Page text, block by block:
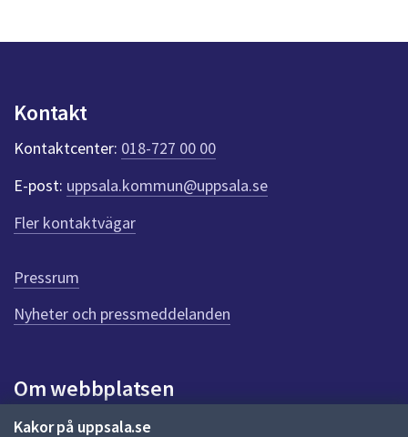
Kakor på uppsala.se
p
k
t
e
r
f
r
d
n
n
a
a
Kontakt
Kontaktcenter: 018-727 00 00
E-post: uppsala.kommun@uppsala.se
Fler kontaktvägar
Pressrum
Nyheter och pressmeddelanden
Om webbplatsen
Om webbplatsen